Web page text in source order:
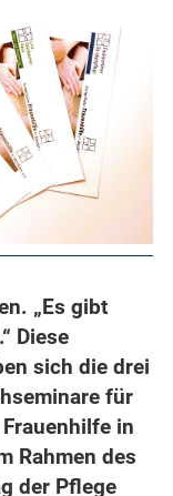
„Es gibt
Diese
sich die drei
für
in
Rahmen des
der Pflege